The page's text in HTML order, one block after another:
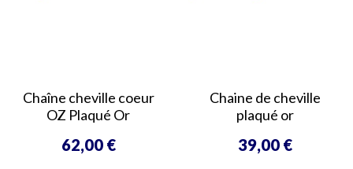
Chaîne cheville coeur
OZ Plaqué Or
Prix
62,00 €
Chaine de cheville
plaqué or
Prix
39,00 €